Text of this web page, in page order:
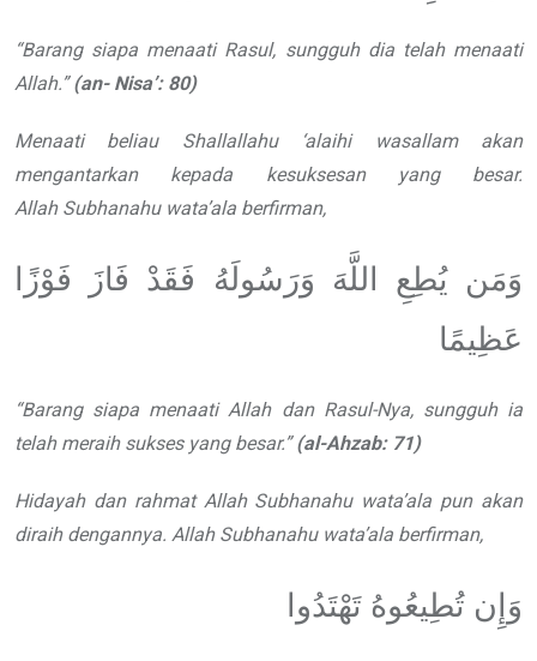
“Barang siapa menaati Rasul, sungguh dia telah menaati
Allah.” (an- Nisa’: 80)
Menaati beliau Shallallahu ‘alaihi wasallam
akan
mengantarkan kepada kesuksesan yang besar.
Allah Subhanahu wata’ala berfirman,
وَمَن يُطِعِ اللَّهَ وَرَسُولَهُ فَقَدْ فَازَ فَوْزًا
عَظِيمًا
“Barang siapa menaati Allah dan Rasul-Nya, sungguh ia
telah meraih sukses yang besar.” (al-Ahzab: 71)
Hidayah dan rahmat Allah Subhanahu wata’ala pun akan
diraih dengannya. Allah Subhanahu wata’ala berfirman,
وَإِن تُطِيعُوهُ تَهْتَدُوا